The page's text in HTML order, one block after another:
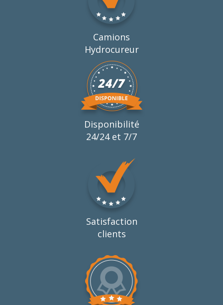
Camions
Hydrocureur
Disponibilité
24/24 et 7/7
Satisfaction
clients